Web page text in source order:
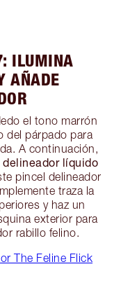
ILUMINA
AÑADE
el tono marrón
del párpado para
A continuación,
delineador líquido
pincel delineador
traza la
y haz un
exterior para
rabillo felino.
The Feline Flick